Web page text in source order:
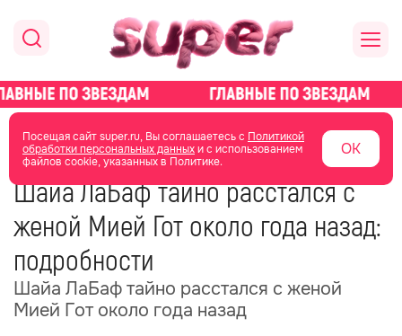
Посещая сайт super.ru, Вы соглашаетесь с Политикой
обработки персональных данныхи с использованием
файлов cookie, указанных в Политике.
ОК
главная новости о звездах новости
18 февраля 10:44
Шайа ЛаБаф тайно расстался с
женой Мией Гот около года назад:
подробности
Шайа ЛаБаф тайно расстался с женой
Мией Гот около года назад